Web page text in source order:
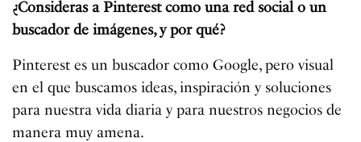
¿Consideras a Pinterest como una red social o un
buscador de imágenes, y por qué?
Pinterest es un buscador como Google, pero visual
en el que buscamos ideas, inspiración y soluciones
para nuestra vida diaria y para nuestros negocios de
manera muy amena.